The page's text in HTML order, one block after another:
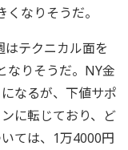
なりそうだ。
はテクニカル面を
なりそうだ。NY金
なるが、下値サポ
に転じており、ど
ては、1万4000円